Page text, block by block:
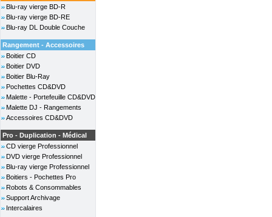
Blu-ray vierge BD-R
Blu-ray vierge BD-RE
Blu-ray DL Double Couche
Rangement - Accessoires
Boitier CD
Boitier DVD
Boitier Blu-Ray
Pochettes CD&DVD
Malette - Portefeuille CD&DVD
Malette DJ - Rangements
Accessoires CD&DVD
Pro - Duplication - Médical
CD vierge Professionnel
DVD vierge Professionnel
Blu-ray vierge Professionnel
Boitiers - Pochettes Pro
Robots & Consommables
Support Archivage
Intercalaires